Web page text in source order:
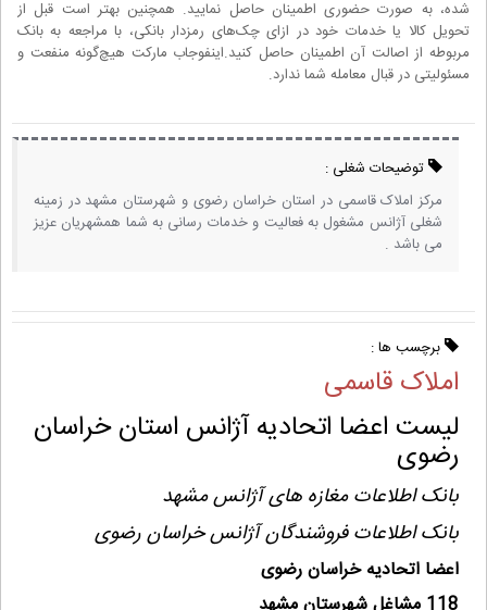
شده، به صورت حضوری اطمینان حاصل نمایید. همچنین بهتر است قبل از
تحویل کالا یا خدمات خود در ازای چک‌های رمزدار بانکی، با مراجعه به بانک
مربوطه از اصالت آن اطمینان حاصل کنید.اینفوجاب مارکت هیچ‌گونه منفعت و
مسئولیتی در قبال معامله شما ندارد.
توضیحات شغلی :
مرکز املاک قاسمی در استان خراسان رضوی و شهرستان مشهد در زمینه
شغلی آژانس مشغول به فعالیت و خدمات رسانی به شما همشهریان عزیز
می باشد .
برچسب ها :
املاک قاسمی
لیست اعضا اتحادیه آژانس استان خراسان
رضوی
بانک اطلاعات مغازه های آژانس مشهد
بانک اطلاعات فروشندگان آژانس خراسان رضوی
اعضا اتحادیه خراسان رضوی